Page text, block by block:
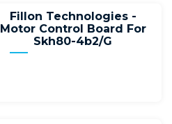
Fillon Technologies -
Motor Control Board For
Skh80-4b2/G